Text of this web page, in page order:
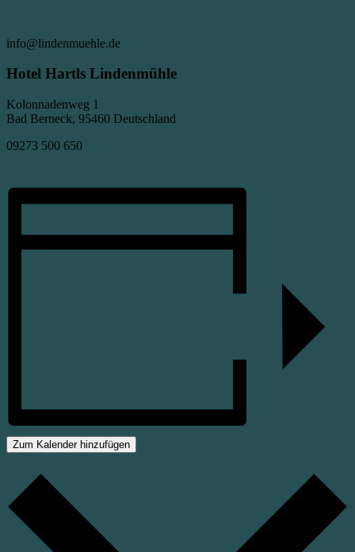
info@lindenmuehle.de
Hotel Hartls Lindenmühle
Kolonnadenweg 1
Bad Berneck, 95460 Deutschland
09273 500 650
Zum Kalender hinzufügen